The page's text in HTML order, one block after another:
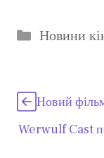
Категорії
Новини
Новий
Werwulf Cast